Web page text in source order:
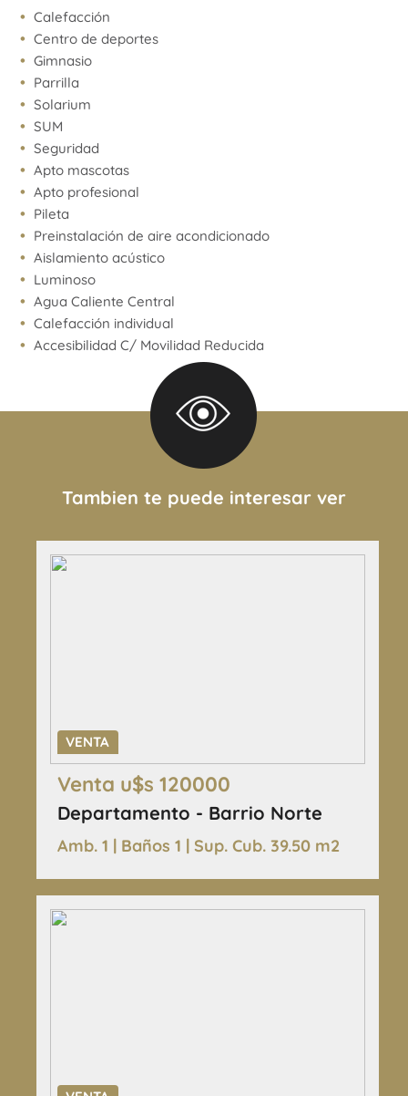
profesionales las copias necesarias de la
documentación que corresponda.
Venta supeditada al cumplimiento por parte del
propietario de los requisitos de la resolución general
Nº 2371 de la AFIP (pedido de COTI)
Calefacción
Centro de deportes
Gimnasio
Parrilla
Solarium
SUM
Seguridad
Apto mascotas
Apto profesional
Pileta
Preinstalación de aire acondicionado
Aislamiento acústico
Luminoso
Agua Caliente Central
Calefacción individual
Accesibilidad C/ Movilidad Reducida
Tambien te puede interesar ver
VENTA
Venta u$s 120000
Departamento - Barrio Norte
Amb. 1 | Baños 1 | Sup. Cub. 39.50 m2